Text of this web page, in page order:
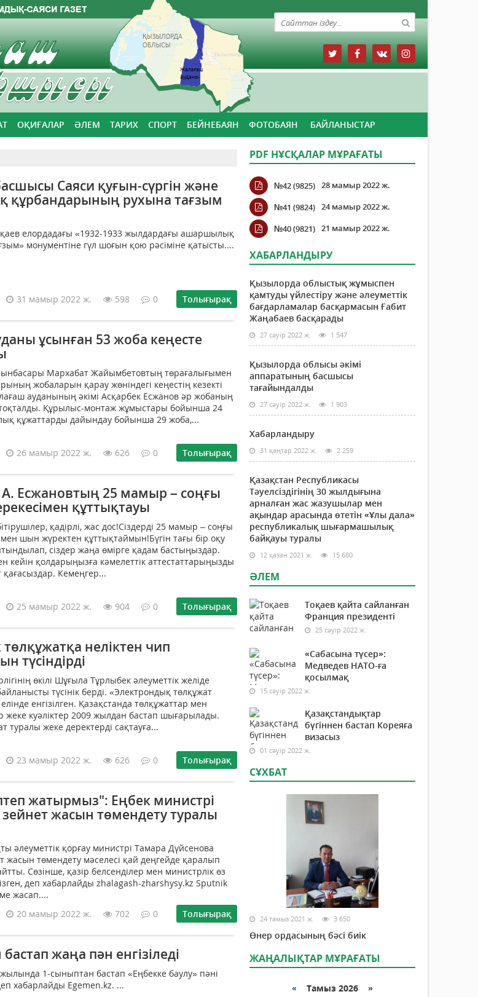
ОҚИҒАЛАР ӘЛЕМ ТАРИХ СПОРТ БЕЙНЕБАЯН ФОТОБАЯН БАЙЛАНЫСТАР
Саяси қуғын-сүргін және
рухына тағзым
елордадағы «1932-1933 жылдардағы ашаршылық
монументіне гүл шоғын қою рәсіміне қатысты....
31 мамыр 2022 ж. 598 0 Толығырақ
ұсынған 53 жоба кеңесте
Мархабат Жайымбетовтың төрағалығымен
жобаларын қарау жөніндегі кеңестің кезекті
ауданының әкімі Асқарбек Есжанов әр жобаның
Құрылыс-монтаж жұмыстары бойынша 24
құжаттарды дайындау бойынша 29 жоба,...
26 мамыр 2022 ж. 626 0 Толығырақ
А. Есжановтың 25 мамыр – соңғы
құттықтауы
қадірлі, жас дос!Сіздерді 25 мамыр – соңғы
шын жүректен құттықтаймын!Бүгін тағы бір оқу
сіздер жаңа өмірге қадам бастыңыздар.
кейін қолдарыңызға кәмелеттік аттестаттарыңызды
Кемеңгер...
25 мамыр 2022 ж. 904 0 Толығырақ
неліктен чип
түсіндірді
өкілі Шұғыла Тұрлыбек әлеуметтік желіде
түсінік берді. «Электрондық төлқұжат
енгізілген. Қазақстанда төлқұжаттар мен
жеке куәліктер 2009 жылдан бастап шығарылады.
туралы жеке деректерді сақтауға...
23 мамыр 2022 ж. 626 0 Толығырақ
жатырмыз": Еңбек министрі
зейнет жасын төмендету туралы
әлеуметтік қорғау министрі Тамара Дүйсенова
жасын төмендету мәселесі қай деңгейде қаралып
Сөзінше, қазір белсенділер мен министрлік өз
деп хабарлайды zhalagash-zharshysy.kz Sputnik
жасап....
20 мамыр 2022 ж. 702 0 Толығырақ
жаңа пән енгізіледі
1-сыныптан бастап «Еңбекке баулу» пәні
хабарлайды Egemen.kz. ...
PDF НҰСҚАЛАР МҰРАҒАТЫ
№42 (9825) 28 мамыр 2022 ж.
№41 (9824) 24 мамыр 2022 ж.
№40 (9821) 21 мамыр 2022 ж.
ХАБАРЛАНДЫРУ
Қызылорда облыстық жұмыспен
қамтуды үйлестіру және әлеуметтік
бағдарламалар басқармасын Ғабит
Жаңабаев басқарады
27 сәуір 2022 ж. 1 547
Қызылорда облысы әкімі
аппаратының басшысы
тағайындалды
27 сәуір 2022 ж. 1 903
Хабарландыру
31 қаңтар 2022 ж. 2 259
Қазақстан Республикасы
Тәуелсіздігінің 30 жылдығына
арналған жас жазушылар мен
ақындар арасында өтетін «Ұлы дала»
республикалық шығармашылық
байқауы туралы
12 қазан 2021 ж. 15 680
ӘЛЕМ
Тоқаев қайта сайланған
Франция президенті
25 сәуір 2022 ж.
«Сабасына түсер»:
Медведев НАТО-ға
қосылмақ
15 сәуір 2022 ж.
Қазақстандықтар
бүгіннен бастап Кореяға
визасыз
01 сәуір 2022 ж.
СҰХБАТ
24 тамыз 2021 ж. 3 650
Өнер ордасының бәсі биік
ЖАҢАЛЫҚТАР МҰРАҒАТЫ
« Тамыз 2026 »